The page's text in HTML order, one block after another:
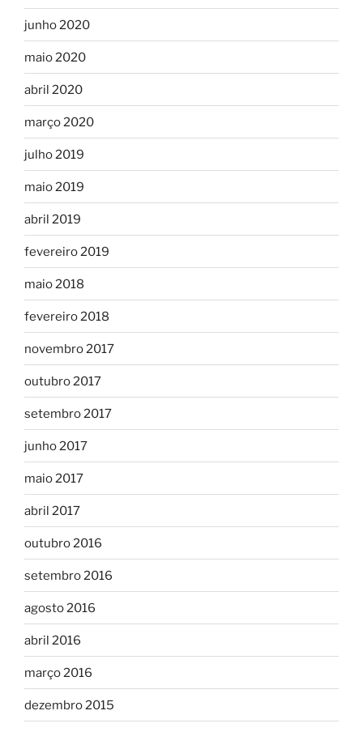
junho 2020
maio 2020
abril 2020
março 2020
julho 2019
maio 2019
abril 2019
fevereiro 2019
maio 2018
fevereiro 2018
novembro 2017
outubro 2017
setembro 2017
junho 2017
maio 2017
abril 2017
outubro 2016
setembro 2016
agosto 2016
abril 2016
março 2016
dezembro 2015